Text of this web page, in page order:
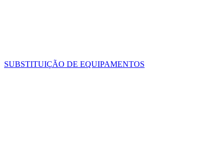
SUBSTITUIÇÃO DE EQUIPAMENTOS